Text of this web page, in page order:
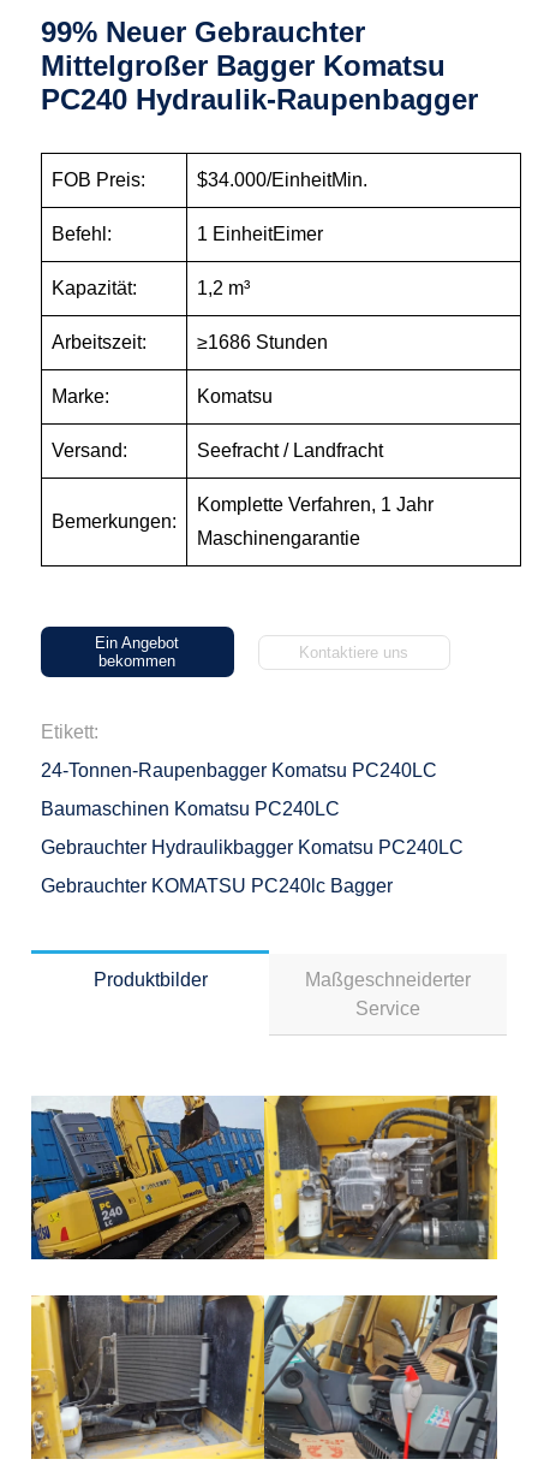
99% Neuer Gebrauchter
Mittelgroßer Bagger Komatsu
PC240 Hydraulik-Raupenbagger
FOB Preis: $34.000/EinheitMin.
Befehl: 1 EinheitEimer
Kapazität: 1,2 m³
Arbeitszeit: ≥1686 Stunden
Marke: Komatsu
Versand: Seefracht / Landfracht
Bemerkungen:
Komplette Verfahren, 1 Jahr
Maschinengarantie
Ein Angebot
bekommen
Kontaktiere uns
Etikett:
24-Tonnen-Raupenbagger Komatsu PC240LC
Baumaschinen Komatsu PC240LC
Gebrauchter Hydraulikbagger Komatsu PC240LC
Gebrauchter KOMATSU PC240lc Bagger
Produktbilder
Maßgeschneiderter
Service